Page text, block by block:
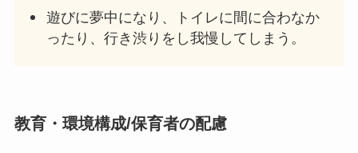
遊びに夢中になり、トイレに間に合わなか
ったり、行き渋りをし我慢してしまう。
教育・環境構成/保育者の配慮